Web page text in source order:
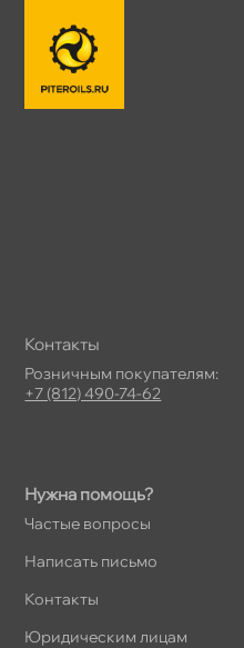
Нужна помощь?
Частые вопросы
Написать письмо
Контакты
Юридическим лицам
Контакты
Розничным покупателям:
+7 (812) 490-74-62